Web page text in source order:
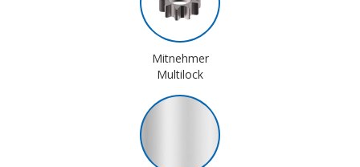
Mitnehmer
Multilock